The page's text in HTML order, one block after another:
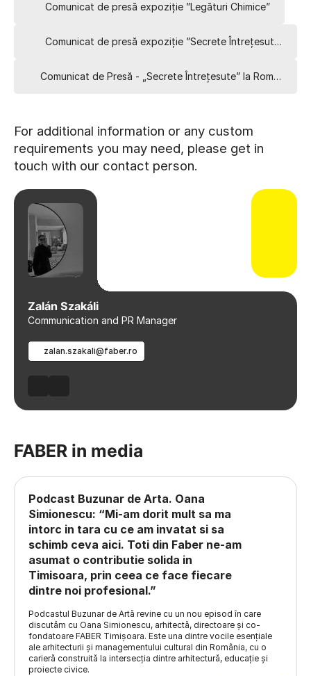
Comunicat de presă expoziție ”Legături Chimice”
Comunicat de presă expoziție ”Secrete Întrețesute”
Comunicat de Presă - „Secrete Întrețesute” la Romanian Design Week 2025
For additional information or any custom
requirements you may need, please get in
touch with our contact person.
Zalán Szakáli
Communication and PR Manager
zalan.szakali@faber.ro
FABER in media
Podcast Buzunar de Arta. Oana
Simionescu: “Mi-am dorit mult sa ma
intorc in tara cu ce am invatat si sa
schimb ceva aici. Toti din Faber ne-am
asumat o contributie solida in
Timisoara, prin ceea ce face fiecare
dintre noi profesional.”
Podcastul Buzunar de Artă revine cu un nou episod în care
discutăm cu Oana Simionescu, arhitectă, directoare și co-
fondatoare FABER Timișoara. Este una dintre vocile esențiale
ale arhitecturii și managementului cultural din România, cu o
carieră construită la intersecția dintre arhitectură, educație și
proiecte civice.